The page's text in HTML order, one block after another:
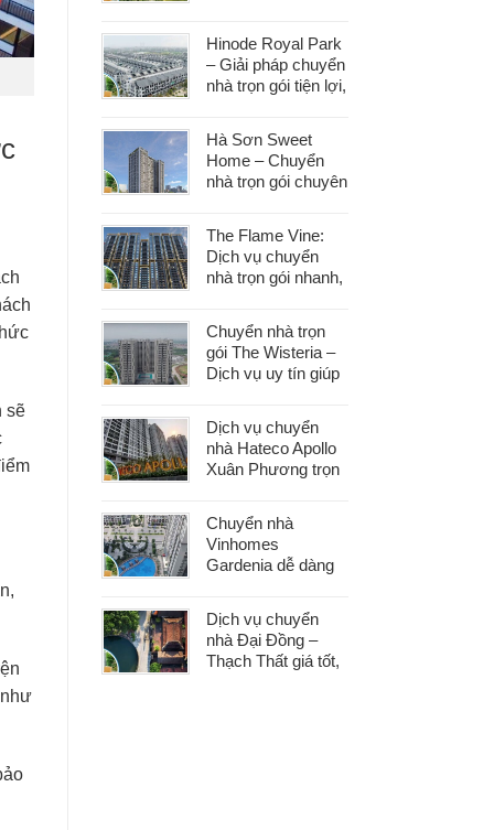
sẽ
Hinode Royal Park
– Giải pháp chuyển
nhà trọn gói tiện lợi,
Hà Sơn Sweet
Home – Chuyển
nhà trọn gói chuyên
khâu
The Flame Vine:
Dịch vụ chuyển
nhà trọn gói nhanh,
Chuyển nhà trọn
gói The Wisteria –
Dịch vụ uy tín giúp
phát sinh
Dịch vụ chuyển
nhà Hateco Apollo
Xuân Phương trọn
Chuyển nhà
Vinhomes
Gardenia dễ dàng
phát sinh chi phí
Dịch vụ chuyển
nhà Đại Đồng –
Thạch Thất giá tốt,